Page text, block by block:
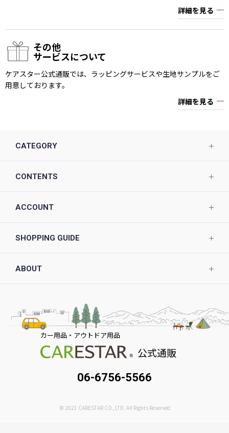
詳細を見る
その他
サービスについて
ケアスター公式通販では、ラッピングサービスや生地サンプルをご
用意しております。
詳細を見る
CATEGORY
CONTENTS
ACCOUNT
SHOPPING GUIDE
ABOUT
カー用品・アウトドア用品
公式通販
06-6756-5566
© 2021 CARESTAR CO.,LTD. All Rights Reserved